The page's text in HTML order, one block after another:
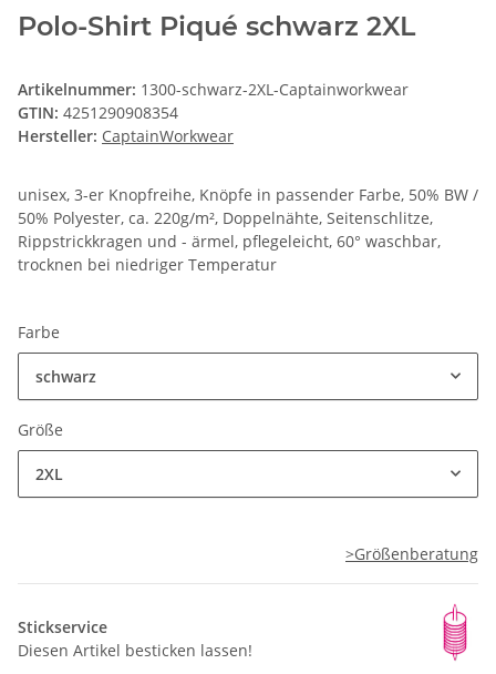
Polo-Shirt Piqué schwarz 2XL
Artikelnummer: 1300-schwarz-2XL-Captainworkwear
GTIN: 4251290908354
Hersteller: CaptainWorkwear
unisex, 3-er Knopfreihe, Knöpfe in passender Farbe, 50% BW /
50% Polyester, ca. 220g/m², Doppelnähte, Seitenschlitze,
Rippstrickkragen und - ärmel, pflegeleicht, 60° waschbar,
trocknen bei niedriger Temperatur
Farbe
schwarz
Größe
2XL
>Größenberatung
Stickservice
Diesen Artikel besticken lassen!